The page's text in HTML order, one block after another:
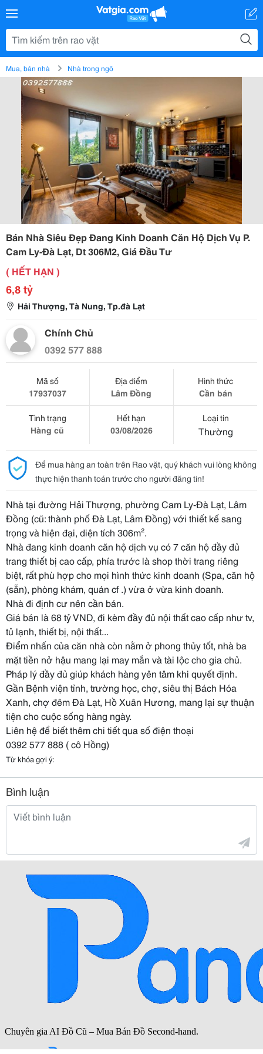
Mua, bán nhà Nhà trong ngõ
Bán Nhà Siêu Đẹp Đang Kinh Doanh Căn Hộ Dịch Vụ P.
Cam Ly-Đà Lạt, Dt 306M2, Giá Đầu Tư
( HẾT HẠN )
6,8 tỷ
Hải Thượng, Tà Nung, Tp.đà Lạt
Chính Chủ
0392 577 888
Mã số
17937037
Địa điểm
Lâm Đồng
Hình thức
Cần bán
Tình trạng
Hàng cũ
Hết hạn
03/08/2026
Loại tin
Thường
Để mua hàng an toàn trên Rao vặt, quý khách vui lòng không
thực hiện thanh toán trước cho người đăng tin!
Nhà tại đường Hải Thượng, phường Cam Ly-Đà Lạt, Lâm
Đồng (cũ: thành phố Đà Lạt, Lâm Đồng) với thiết kế sang
trọng và hiện đại, diện tích 306m².
Nhà đang kinh doanh căn hộ dịch vụ có 7 căn hộ đầy đủ
trang thiết bị cao cấp, phía trước là shop thời trang riêng
biệt, rất phù hợp cho mọi hình thức kinh doanh (Spa, căn hộ
(sẵn), phòng khám, quán cf .) vừa ở vừa kinh doanh.
Nhà đi định cư nên cần bán.
Giá bán là 68 tỷ VND, đi kèm đầy đủ nội thất cao cấp như tv,
tủ lạnh, thiết bị, nội thất...
Điểm nhấn của căn nhà còn nằm ở phong thủy tốt, nhà ba
mặt tiền nở hậu mang lại may mắn và tài lộc cho gia chủ.
Pháp lý đầy đủ giúp khách hàng yên tâm khi quyết định.
Gần Bệnh viện tỉnh, trường học, chợ, siêu thị Bách Hóa
Xanh, chợ đêm Đà Lạt, Hồ Xuân Hương, mang lại sự thuận
tiện cho cuộc sống hàng ngày.
Liên hệ để biết thêm chi tiết qua số điện thoại
0392 577 888 ( cô Hồng)
Từ khóa gợi ý:
Bình luận